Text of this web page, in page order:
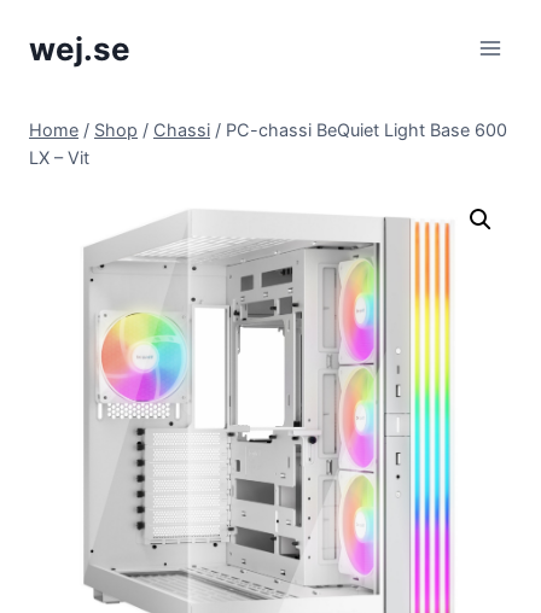
wej.se
Home / Shop / Chassi / PC-chassi BeQuiet Light Base 600
LX – Vit